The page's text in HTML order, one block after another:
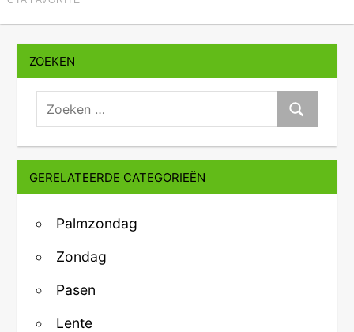
ZOEKEN
zoeken:
Zoeken
GERELATEERDE CATEGORIEËN
Palmzondag
Zondag
Pasen
Lente